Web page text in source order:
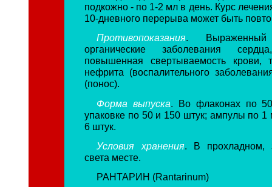
подкожно - по 1-2 мл в день. Курс
10-дневного перерыва может быть
Противопоказания. Выраженный
органические заболевания
повышенная свертываемость
нефрита (воспалительного
(понос).
Форма выпуска. Во флаконах по
упаковке по 50 и 150 штук; ампулы по 1
6 штук.
Условия хранения. В прохладном,
света месте.
РАНТАРИН (Rantarinum)